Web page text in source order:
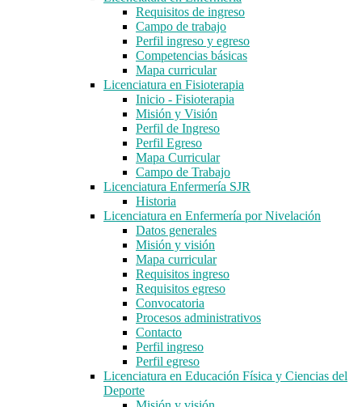
Requisitos de ingreso
Campo de trabajo
Perfil ingreso y egreso
Competencias básicas
Mapa curricular
Licenciatura en Fisioterapia
Inicio - Fisioterapia
Misión y Visión
Perfil de Ingreso
Perfil Egreso
Mapa Curricular
Campo de Trabajo
Licenciatura Enfermería SJR
Historia
Licenciatura en Enfermería por Nivelación
Datos generales
Misión y visión
Mapa curricular
Requisitos ingreso
Requisitos egreso
Convocatoria
Procesos administrativos
Contacto
Perfil ingreso
Perfil egreso
Licenciatura en Educación Física y Ciencias del
Deporte